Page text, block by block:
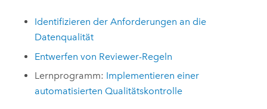
Identifizieren der Anforderungen an die
Datenqualität
Entwerfen von Reviewer-Regeln
Lernprogramm: Implementieren einer
automatisierten Qualitätskontrolle